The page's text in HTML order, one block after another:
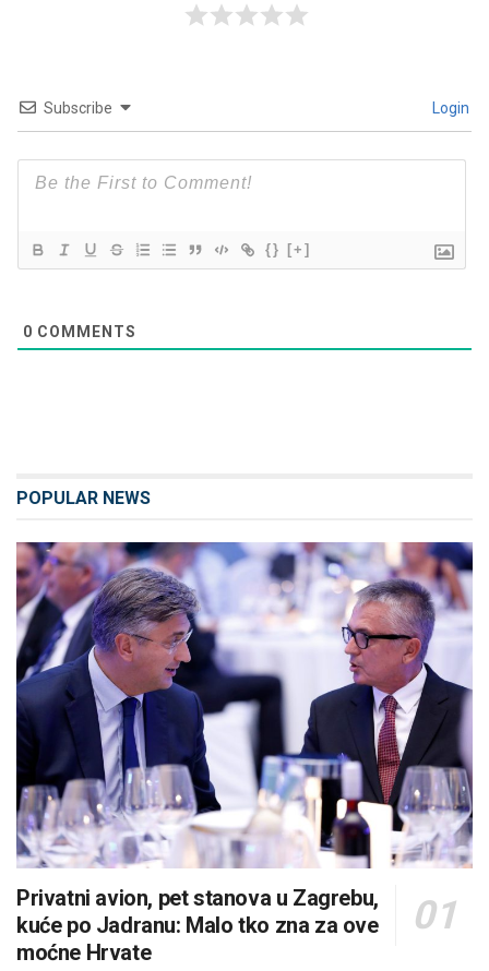
Subscribe Login
{} [+]
0 COMMENTS
POPULAR NEWS
Privatni avion, pet stanova u Zagrebu,
kuće po Jadranu: Malo tko zna za ove
moćne Hrvate